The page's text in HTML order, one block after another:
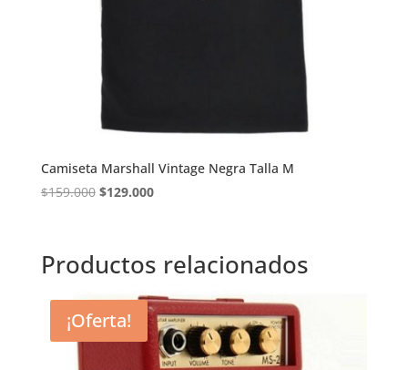
Camiseta Marshall Vintage Negra Talla M
$159.000 El
$159.000.
$129.000El
$129.000.
Productos relacionados
¡Oferta!